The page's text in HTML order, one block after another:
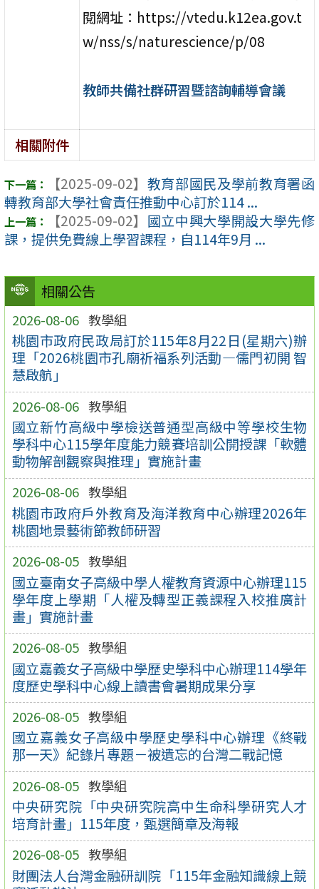
相關公告
2026-08-06 教學組
桃園市政府民政局訂於115年8月22日(星期六)辦
理「2026桃園市孔廟祈福系列活動—儒門初開 智
慧啟航」
2026-08-06 教學組
國立新竹高級中學檢送普通型高級中等學校生物
學科中心115學年度能力競賽培訓公開授課「軟體
動物解剖觀察與推理」實施計畫
2026-08-06 教學組
桃園市政府戶外教育及海洋教育中心辦理2026年
桃園地景藝術節教師研習
2026-08-05 教學組
國立臺南女子高級中學人權教育資源中心辦理115
學年度上學期「人權及轉型正義課程入校推廣計
畫」實施計畫
2026-08-05 教學組
國立嘉義女子高級中學歷史學科中心辦理114學年
度歷史學科中心線上讀書會暑期成果分享
2026-08-05 教學組
國立嘉義女子高級中學歷史學科中心辦理《終戰
那一天》紀錄片專題－被遺忘的台灣二戰記憶
2026-08-05 教學組
中央研究院「中央研究院高中生命科學研究人才
培育計畫」115年度，甄選簡章及海報
2026-08-05 教學組
財團法人台灣金融研訓院「115年金融知識線上競
閱網址：https://vtedu.k12ea.gov.t
w/nss/s/naturescience/p/08
教師共備社群研習暨諮詢輔導會議
相關附件
【2025-09-02】 教育部國民及學前教育署函
轉教育部大學社會責任推動中心訂於114 ...
【2025-09-02】 國立中興大學開設大學先修
課，提供免費線上學習課程，自114年9月 ...